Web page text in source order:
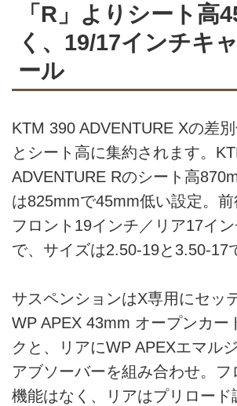
「R」よりシート高
く、19/17インチキ
ール
KTM 390 ADVENTURE Xの差
とシート高に集約されます。
ADVENTURE Rのシート高
は825mmで45mm低い設定。
フロント19インチ／リア17イ
で、サイズは2.50-19と3.50-17
サスペンションはX専用にセッ
WP APEX 43mm オープンカー
クと、リアにWP APEXエマル
アブソーバーを組み合わせ。フ
機能はなく、リアはプリロード